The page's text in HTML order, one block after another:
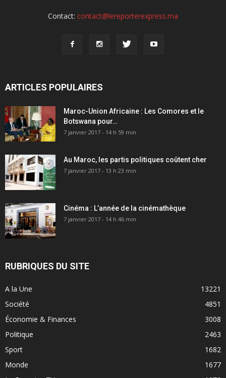
Contact: contact@lereporterexpress.ma
ARTICLES POPULAIRES
Maroc-Union Africaine : Les Comores et le
Botswana pour…
7 janvier 2017 - 14 h 59 min
Au Maroc, les partis politiques coûtent cher
7 janvier 2017 - 13 h 23 min
Cinéma : L’année de la cinémathèque
7 janvier 2017 - 14 h 46 min
RUBRIQUES DU SITE
A la Une
13221
Société
4851
Économie & Finances
3008
Politique
2463
Sport
1682
Monde
1677